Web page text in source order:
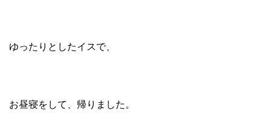
ゆったりとしたイスで、
お昼寝をして、帰りました。